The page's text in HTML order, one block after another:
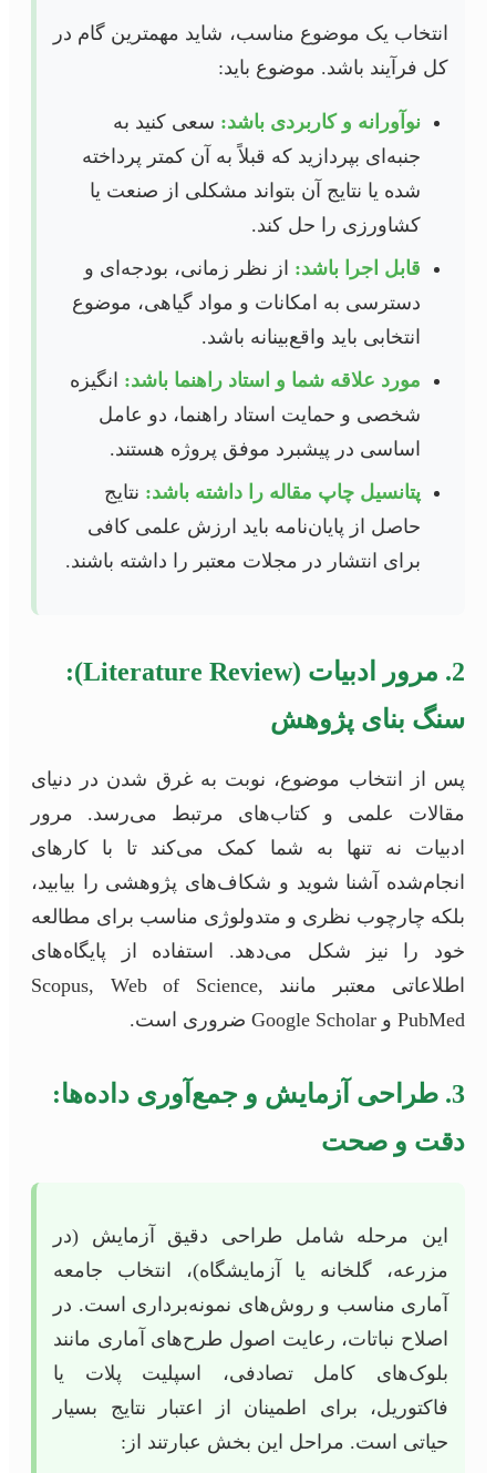
انتخاب یک موضوع مناسب، شاید مهمترین گام در
کل فرآیند باشد. موضوع باید:
نوآورانه و کاربردی باشد: سعی کنید به
جنبه‌ای بپردازید که قبلاً به آن کمتر پرداخته
شده یا نتایج آن بتواند مشکلی از صنعت یا
کشاورزی را حل کند.
قابل اجرا باشد: از نظر زمانی، بودجه‌ای و
دسترسی به امکانات و مواد گیاهی، موضوع
انتخابی باید واقع‌بینانه باشد.
مورد علاقه شما و استاد راهنما باشد: انگیزه
شخصی و حمایت استاد راهنما، دو عامل
اساسی در پیشبرد موفق پروژه هستند.
پتانسیل چاپ مقاله را داشته باشد: نتایج
حاصل از پایان‌نامه باید ارزش علمی کافی
برای انتشار در مجلات معتبر را داشته باشند.
2. مرور ادبیات (Literature Review):
سنگ بنای پژوهش
پس از انتخاب موضوع، نوبت به غرق شدن در دنیای
مقالات علمی و کتاب‌های مرتبط می‌رسد. مرور
ادبیات نه تنها به شما کمک می‌کند تا با کارهای
انجام‌شده آشنا شوید و شکاف‌های پژوهشی را بیابید،
بلکه چارچوب نظری و متدولوژی مناسب برای مطالعه
خود را نیز شکل می‌دهد. استفاده از پایگاه‌های
اطلاعاتی معتبر مانند Scopus, Web of Science,
PubMed و Google Scholar ضروری است.
3. طراحی آزمایش و جمع‌آوری داده‌ها:
دقت و صحت
این مرحله شامل طراحی دقیق آزمایش (در
مزرعه، گلخانه یا آزمایشگاه)، انتخاب جامعه
آماری مناسب و روش‌های نمونه‌برداری است. در
اصلاح نباتات، رعایت اصول طرح‌های آماری مانند
بلوک‌های کامل تصادفی، اسپلیت پلات یا
فاکتوریل، برای اطمینان از اعتبار نتایج بسیار
حیاتی است. مراحل این بخش عبارتند از: